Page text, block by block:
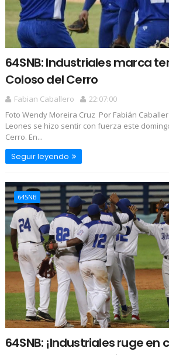
64SNB: Industriales marca
Coloso del Cerro
Fabian Caballero
22:07:00
Foto Wendy Moreira Cruz Por Fabián
Leones se hizo sentir con fuerza este
Cerro. En...
Seguir leyendo
64SNB
64SNB: ¡Industriales ruge en